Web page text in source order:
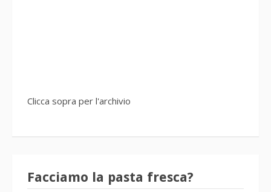
Clicca sopra per l'archivio
Facciamo la pasta fresca?